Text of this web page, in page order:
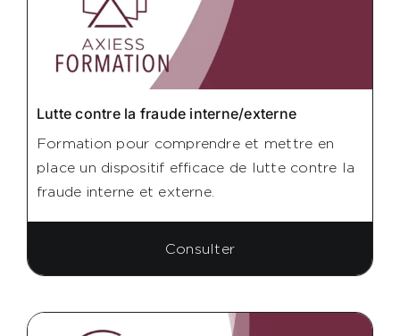
Lutte contre la fraude interne/externe
Formation pour comprendre et mettre en
place un dispositif efficace de lutte contre la
fraude interne et externe.
Consulter